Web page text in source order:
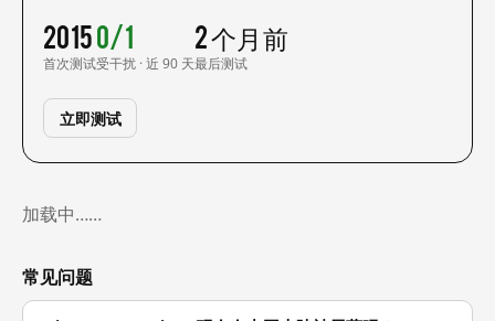
2015
首次测试
0/1
受干扰 · 近 90 天
2 个月前
最后测试
立即测试
加载中……
常见问题